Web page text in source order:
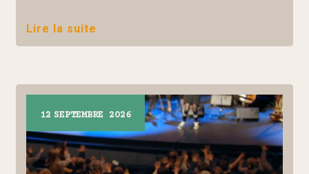
Lire la suite
12 SEPTEMBRE 2026